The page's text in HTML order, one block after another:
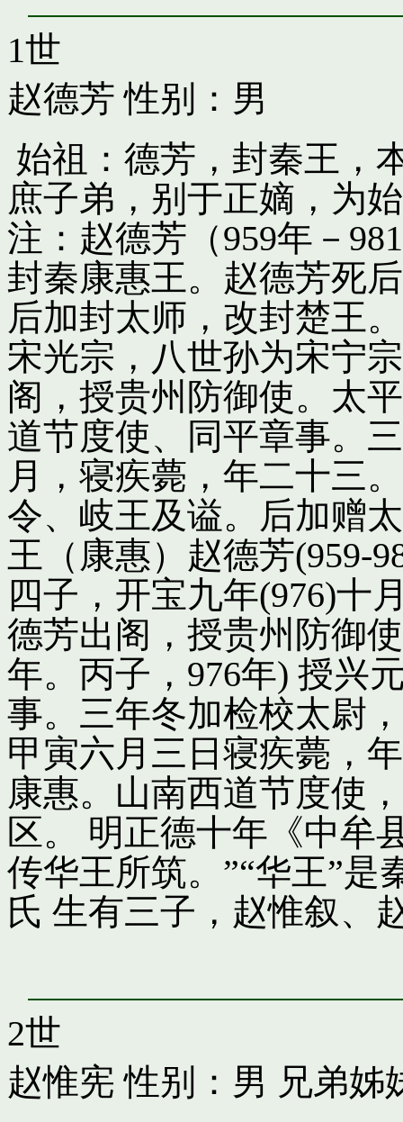
1世
赵德芳 性别：男
始祖：德芳，封秦王，
庶子弟，别于正嫡，为
注：赵德芳（959年－
封秦康惠王。赵德芳死
后加封太师，改封楚王
宋光宗，八世孙为宋宁
阁，授贵州防御使。太
道节度使、同平章事。
月，寝疾薨，年二十三
令、岐王及谥。后加赠
王（康惠）赵德芳(959-
四子，开宝九年(976)十
德芳出阁，授贵州防御
年。丙子，976年) 授兴
事。三年冬加检校太尉
甲寅六月三日寝疾薨，
康惠。山南西道节度使
区。 明正德十年《中牟
传华王所筑。”“华王”是
氏 生有三子，赵惟叙、
2世
赵惟宪 性别：男 兄弟姊